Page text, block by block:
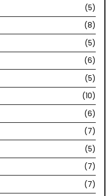
(5)
(8)
(5)
(6)
(5)
(10)
(6)
(7)
(5)
(7)
(7)